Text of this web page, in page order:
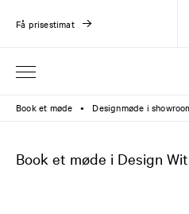
Få prisestimat
Book et møde ● Designmøde i
Book et møde i Design